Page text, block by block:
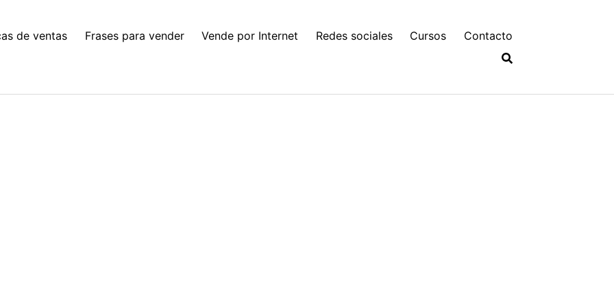
de ventas Frases para vender Vende por Internet Redes sociales Cursos Contacto